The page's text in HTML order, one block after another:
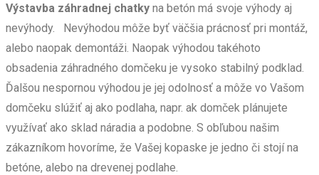
Výstavba záhradnej chatky na betón má svoje výhody aj
nevýhody. Nevýhodou môže byť väčšia prácnosť pri montáž,
alebo naopak demontáži. Naopak výhodou takéhoto
obsadenia záhradného domčeku je vysoko stabilný podklad.
Ďalšou nespornou výhodou je jej odolnosť a môže vo Vašom
domčeku slúžiť aj ako podlaha, napr. ak domček plánujete
využívať ako sklad náradia a podobne. S obľubou našim
zákazníkom hovoríme, že Vašej kopaske je jedno či stojí na
betóne, alebo na drevenej podlahe.